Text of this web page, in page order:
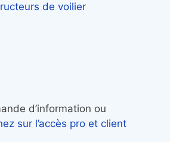
de voilier
d’information ou
sur l’accès pro et client